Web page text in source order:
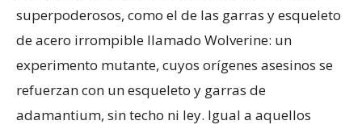
superpoderosos, como el de las garras y esqueleto
de acero irrompible llamado Wolverine: un
experimento mutante, cuyos orígenes asesinos se
refuerzan con un esqueleto y garras de
adamantium, sin techo ni ley. Igual a aquellos